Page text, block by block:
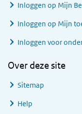
Inloggen op Mijn
Inloggen op Mijn
Inloggen voor
Over deze site
Sitemap
Help